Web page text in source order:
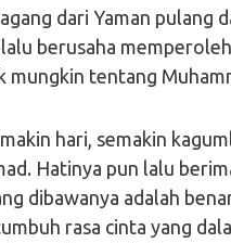
dari Yaman pulang
berusaha
mungkin tentang
hari, semakin
Hatinya pun lalu
dibawanya adalah
rasa cinta yang